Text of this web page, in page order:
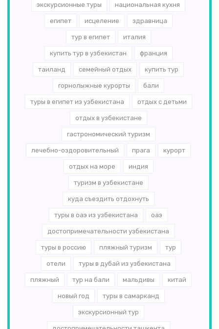
экскурсионные туры национальная кухня
египет исцеление здравница
тур в египет италия
купить тур в узбекистан франция
таиланд семейный отдых купить тур
горнолыжные курорты бали
туры в египет из узбекистана отдых с детьми
отдых в узбекистане
гастрономический туризм
лечебно-оздоровительный прага курорт
отдых на море индия
туризм в узбекистане
куда съездить отдохнуть
туры в оаэ из узбекистана оаэ
достопримечательности узбекистана
туры в россию пляжный туризм тур
отели туры в дубай из узбекистана
пляжный тур на бали мальдивы китай
новый год туры в самарканд
экскурсионный тур